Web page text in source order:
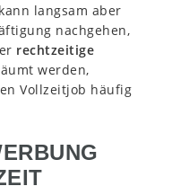
langsam aber
nachgehen,
rechtzeitige
werden,
Vollzeitjob häufig